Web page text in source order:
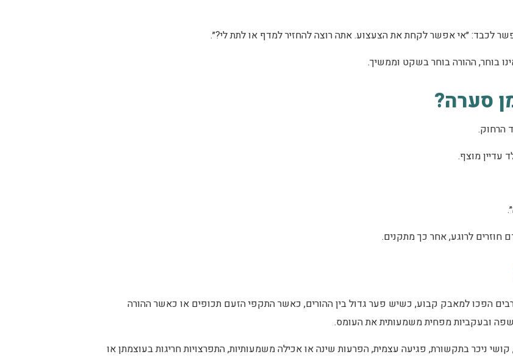
לכבד: ״אי אפשר לקחת את הצעצוע. אתה רוצה להחזיר למדף או לתת לי?״.
בוחר, ההורה בוחר בשקט וממשיך.
סערה?
הרחוק.
עדיין מוצף.
חוזרים לרוגע, אחר כך מתקנים.
הפכו למאבק קבוע, כשיש פער גדול בין ההורים, כאשר התקפי הזעם תכופים או כאשר ההורה
ובעקביות מפחית משמעותית את העומס.
קושי ניכר בתקשורת, פגיעה עצמית, הפרעות שינה או אכילה משמעותיות, התפרצויות חריגות בעוצמתן או